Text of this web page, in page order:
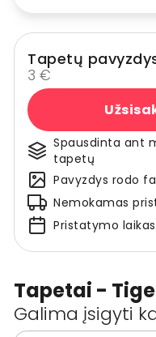
Tapetai -
Galima įsigyti
Tapetų
3 €
Spausdinta ant
tapetų
Pavyzdys rodo
Nemokamas
Pristatymo